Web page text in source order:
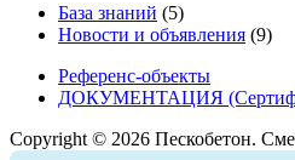
База знаний (5)
Новости и объявления (9)
Референс-объекты
ДОКУМЕНТАЦИЯ
Copyright © 2026 Пескобетон.